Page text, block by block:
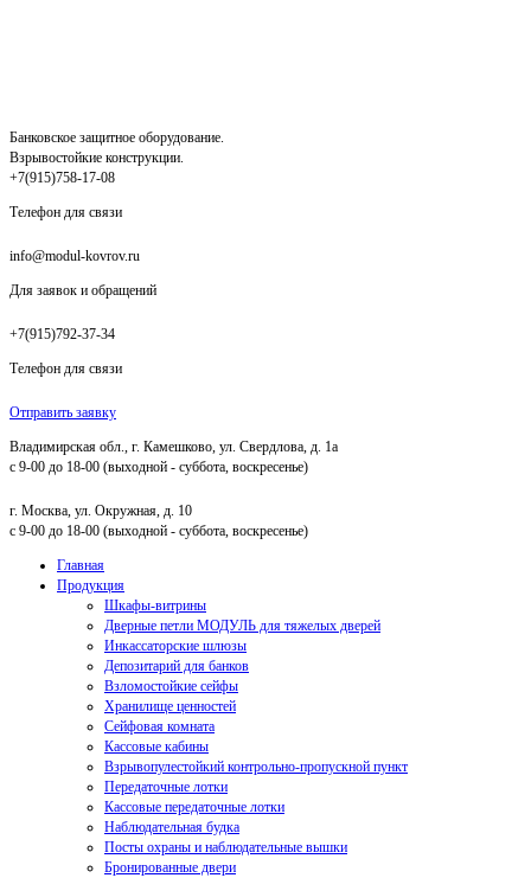
Банковское защитное оборудование.
Взрывостойкие конструкции.
+7(915)758-17-08
Телефон для связи
info@modul-kovrov.ru
Для заявок и обращений
+7(915)792-37-34
Телефон для связи
Отправить заявку
Владимирская обл., г. Камешково, ул. Свердлова, д. 1а
с 9-00 до 18-00 (выходной - суббота, воскресенье)
г. Москва, ул. Окружная, д. 10
с 9-00 до 18-00 (выходной - суббота, воскресенье)
Главная
Продукция
Шкафы-витрины
Дверные петли МОДУЛЬ для тяжелых дверей
Инкассаторские шлюзы
Депозитарий для банков
Взломостойкие сейфы
Хранилище ценностей
Сейфовая комната
Кассовые кабины
Взрывопулестойкий контрольно-пропускной пункт
Передаточные лотки
Кассовые передаточные лотки
Наблюдательная будка
Посты охраны и наблюдательные вышки
Бронированные двери